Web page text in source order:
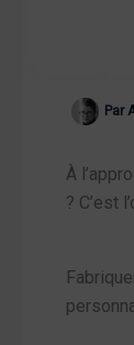
Par
À
? C’est